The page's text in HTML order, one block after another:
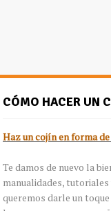
CÓMO HACER UN
Haz un cojín en forma
Te damos de nuevo la
manualidades,
queremos darle un